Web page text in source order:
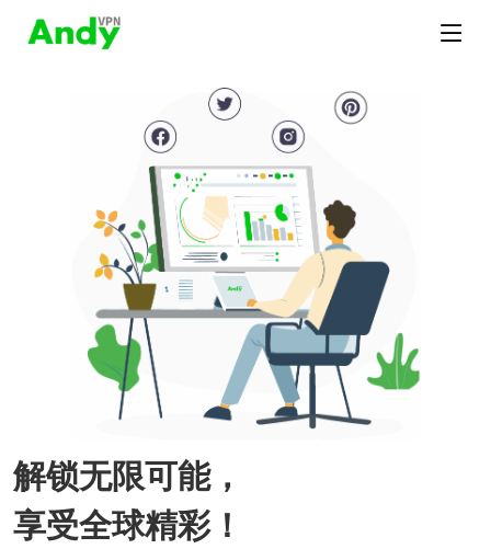
解锁无限可能，
享受全球精彩！